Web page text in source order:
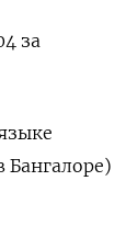
за